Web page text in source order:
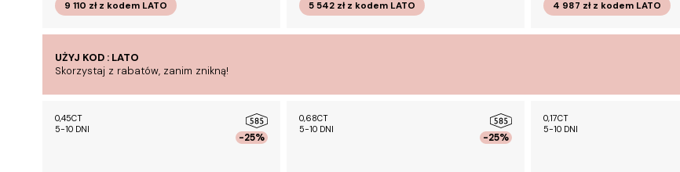
9 110 zł z kodemLATO 5 542 zł z kodemLATO 4 987 zł z kodem LATO
UŻYJ KOD : LATO
Skorzystaj z rabatów, zanim znikną!
-25%
0,45CT
5-10 DNI
-25%
0,68CT
5-10 DNI
0,17CT
5-10 DNI